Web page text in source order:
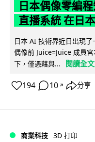
日本偶像零編
直播系統 在日
日本 AI 技術界近日出現
偶像前 Juice=Juice 成員
下，僅憑藉與...
閱讀全文
194 10 ↗ 分享
商業科技 3D 打印